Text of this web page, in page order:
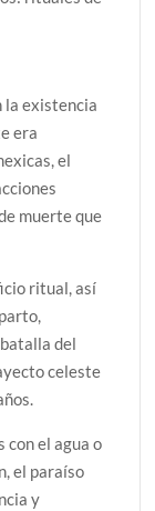
la existencia
era
el
muerte que
ritual, así
del
celeste
con el agua o
el paraíso
y